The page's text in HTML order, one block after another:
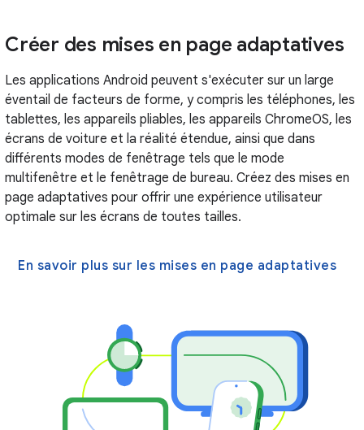
Créer des mises en page adaptatives
Les applications Android peuvent s'exécuter sur un large
éventail de facteurs de forme, y compris les téléphones, les
tablettes, les appareils pliables, les appareils ChromeOS, les
écrans de voiture et la réalité étendue, ainsi que dans
différents modes de fenêtrage tels que le mode
multifenêtre et le fenêtrage de bureau. Créez des mises en
page adaptatives pour offrir une expérience utilisateur
optimale sur les écrans de toutes tailles.
En savoir plus sur les mises en page adaptatives